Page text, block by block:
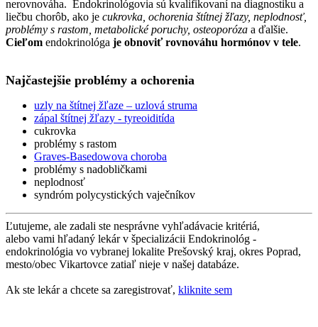
nerovnováha. Endokrinológovia sú kvalifikovaní na diagnostiku a
liečbu chorôb, ako je cukrovka, ochorenia štítnej žľazy, neplodnosť,
problémy s rastom, metabolické poruchy, osteoporóza a ďalšie.
Cieľom endokrinológa je obnoviť rovnováhu hormónov v tele.
Najčastejšie problémy a ochorenia
uzly na štítnej žľaze – uzlová struma
zápal štítnej žľazy - tyreoiditída
cukrovka
problémy s rastom
Graves-Basedowova choroba
problémy s nadobličkami
neplodnosť
syndróm polycystických vaječníkov
Ľutujeme, ale zadali ste nesprávne vyhľadávacie kritériá,
alebo vami hľadaný lekár v špecializácii Endokrinológ -
endokrinológia vo vybranej lokalite Prešovský kraj, okres Poprad,
mesto/obec Vikartovce zatiaľ nieje v našej databáze.
Ak ste lekár a chcete sa zaregistrovať, kliknite sem